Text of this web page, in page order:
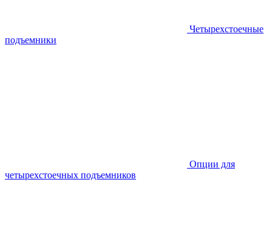
Четырехстоечные
подъемники
Опции для
четырехстоечных подъемников